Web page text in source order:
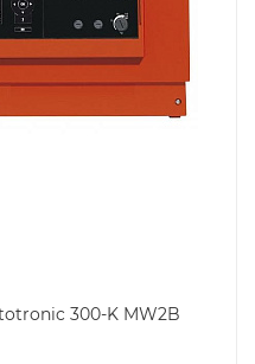
300-K MW2B